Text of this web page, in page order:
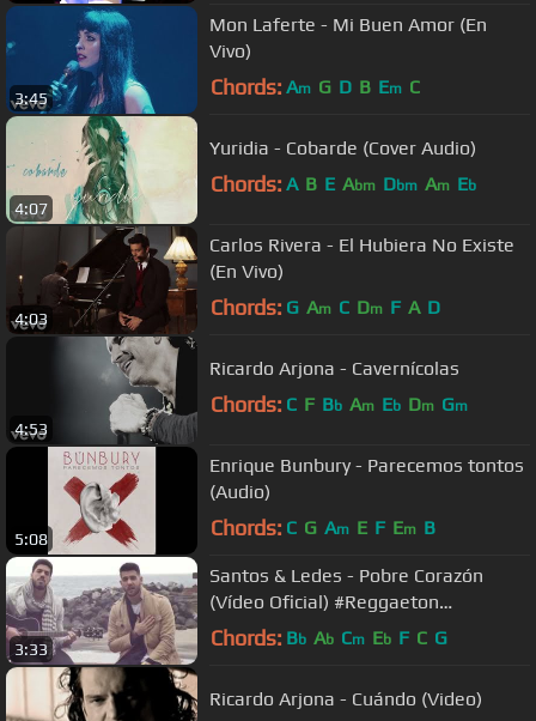
3:45
Mon Laferte - Mi Buen Amor (En
Vivo)
Chords: Am G D B Em C
4:07
Yuridia - Cobarde (Cover Audio)
Chords: A B E Abm Dbm Am Eb
4:03
Carlos Rivera - El Hubiera No Existe
(En Vivo)
Chords: G Am C Dm F A D
4:53
Ricardo Arjona - Cavernícolas
Chords: C F Bb Am Eb Dm Gm
5:08
Enrique Bunbury - Parecemos tontos
(Audio)
Chords: C G Am E F Em B
3:33
Santos & Ledes - Pobre Corazón
(Vídeo Oficial) #Reggaeton
#MusicaLatina #Reggaeton
Chords: Bb Ab Cm Eb F C G
Ricardo Arjona - Cuándo (Video)